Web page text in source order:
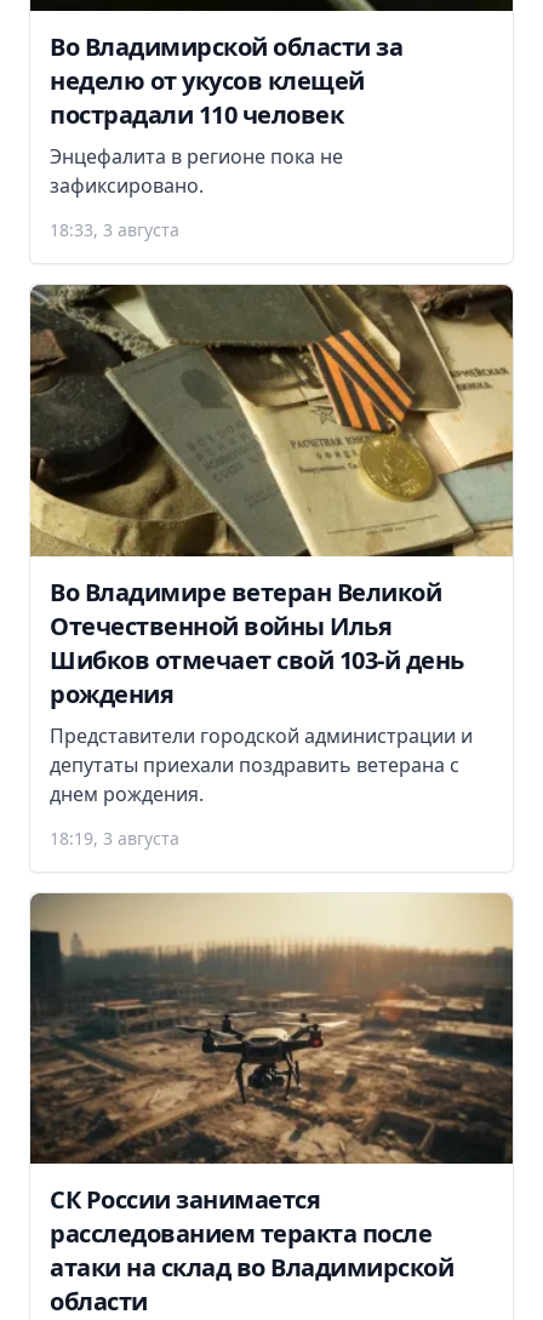
Во Владимирской области за
неделю от укусов клещей
пострадали 110 человек
Энцефалита в регионе пока не
зафиксировано.
18:33, 3 августа
Во Владимире ветеран Великой
Отечественной войны Илья
Шибков отмечает свой 103-й день
рождения
Представители городской администрации и
депутаты приехали поздравить ветерана с
днем рождения.
18:19, 3 августа
СК России занимается
расследованием теракта после
атаки на склад во Владимирской
области